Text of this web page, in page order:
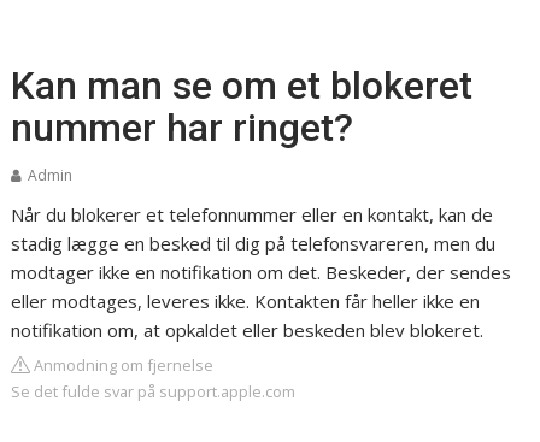
Kan man se om et blokeret
nummer har ringet?
Admin
Når du blokerer et telefonnummer eller en kontakt, kan de
stadig lægge en besked til dig på telefonsvareren, men du
modtager ikke en notifikation om det. Beskeder, der sendes
eller modtages, leveres ikke. Kontakten får heller ikke en
notifikation om, at opkaldet eller beskeden blev blokeret.
Anmodning om fjernelse
Se det fulde svar på support.apple.com